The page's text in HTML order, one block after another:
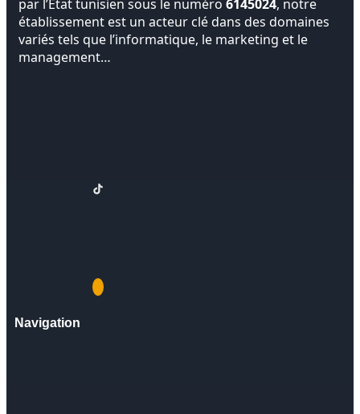
par l’État tunisien sous le numéro 6145024, notre
établissement est un acteur clé dans des domaines
variés tels que l’informatique, le marketing et le
management…
Navigation